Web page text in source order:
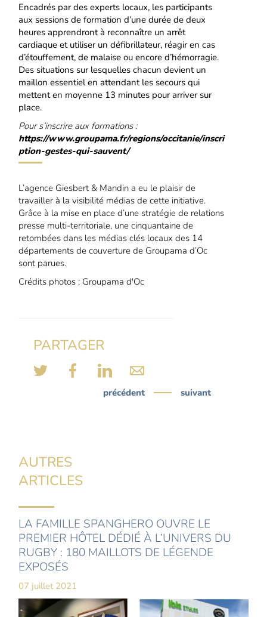
Encadrés par des experts locaux, les participants
aux sessions de formation d’une durée de deux
heures apprendront à reconnaître un arrêt
cardiaque et utiliser un défibrillateur, réagir en cas
d’étouffement, de malaise ou encore d’hémorragie.
Des situations sur lesquelles chacun devient un
maillon essentiel en attendant les secours qui
mettent en moyenne 13 minutes pour arriver sur
place.
Pour s’inscrire aux formations :
https://www.groupama.fr/regions/occitanie/inscri
ption-gestes-qui-sauvent/
L’agence Giesbert & Mandin a eu le plaisir de
travailler à la visibilité médias de cette initiative.
Grâce à la mise en place d’une stratégie de relations
presse multi-territoriale, une cinquantaine de
retombées dans les médias clés locaux des 14
départements de couverture de Groupama d’Oc
sont parues.
Crédits photos : Groupama d'Oc
PARTAGER
précédent suivant
AUTRES
ARTICLES
LA FAMILLE SPANGHERO OUVRE LE
PREMIER HÔTEL DÉDIÉ À L’UNIVERS DU
RUGBY : 180 MAILLOTS DE LÉGENDE
EXPOSÉS
07 juillet 2021